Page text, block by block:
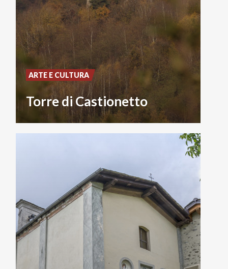
Torre di Castionetto
ARTE E CULTURA